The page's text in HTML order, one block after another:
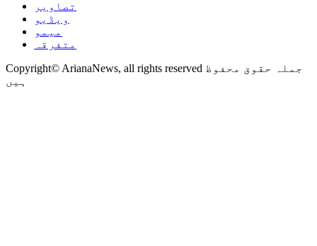
تصاویر
ویڈیو
میمو
متفرقہ
Copyright© ArianaNews, all rights reserved جملہ حقوق محفوظ
ہیں